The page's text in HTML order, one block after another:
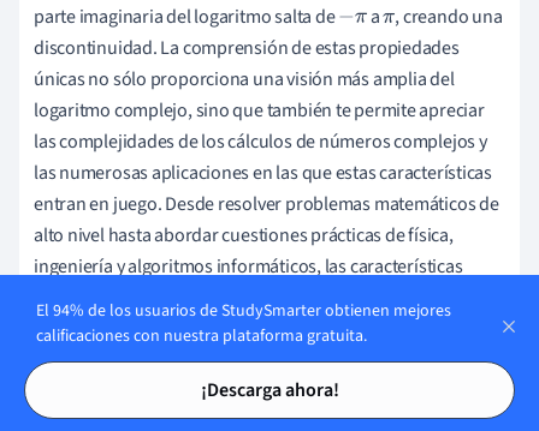
Tarjetas de estudio
Tarjetas de estudio
parte imaginaria del logaritmo salta de−π aπ, creando una
discontinuidad. La comprensión de estas propiedades
únicas no sólo proporciona una visión más amplia del
logaritmo complejo, sino que también te permite apreciar
las complejidades de los cálculos de números complejos y
las numerosas aplicaciones en las que estas características
entran en juego. Desde resolver problemas matemáticos de
alto nivel hasta abordar cuestiones prácticas de física,
ingeniería y algoritmos informáticos, las características
únicas del logaritmo complejo pueden marcar una
diferencia notable.
El 94% de los usuarios de StudySmarter obtienen mejores
calificaciones con nuestra plataforma gratuita.
¡Descarga ahora!